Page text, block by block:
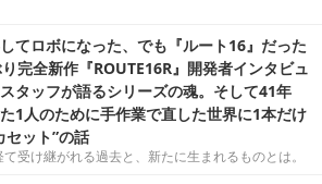
てロボになった、でも『ルート16』だった
完全新作『ROUTE16R』開発者インタビュ
タッフが語るシリーズの魂。そして41年
1人のために手作業で直した世界に1本だけ
セット”の話
受け継がれる過去と、新たに生まれるものとは。